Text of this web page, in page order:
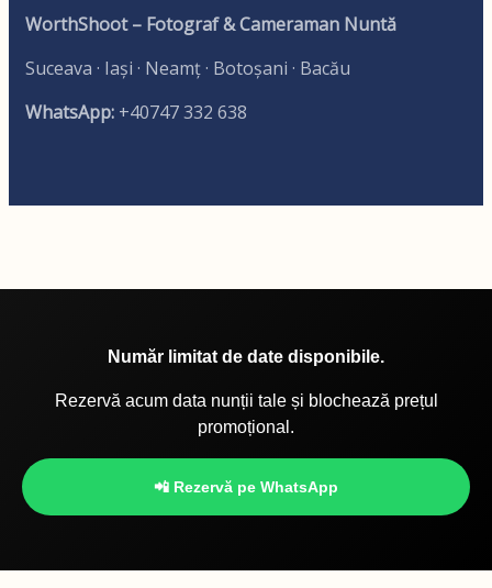
WorthShoot – Fotograf & Cameraman Nuntă
Suceava · Iași · Neamț · Botoșani · Bacău
WhatsApp: +40747 332 638
Număr limitat de date disponibile.
Rezervă acum data nunții tale și blochează prețul
promoțional.
📲 Rezervă pe WhatsApp